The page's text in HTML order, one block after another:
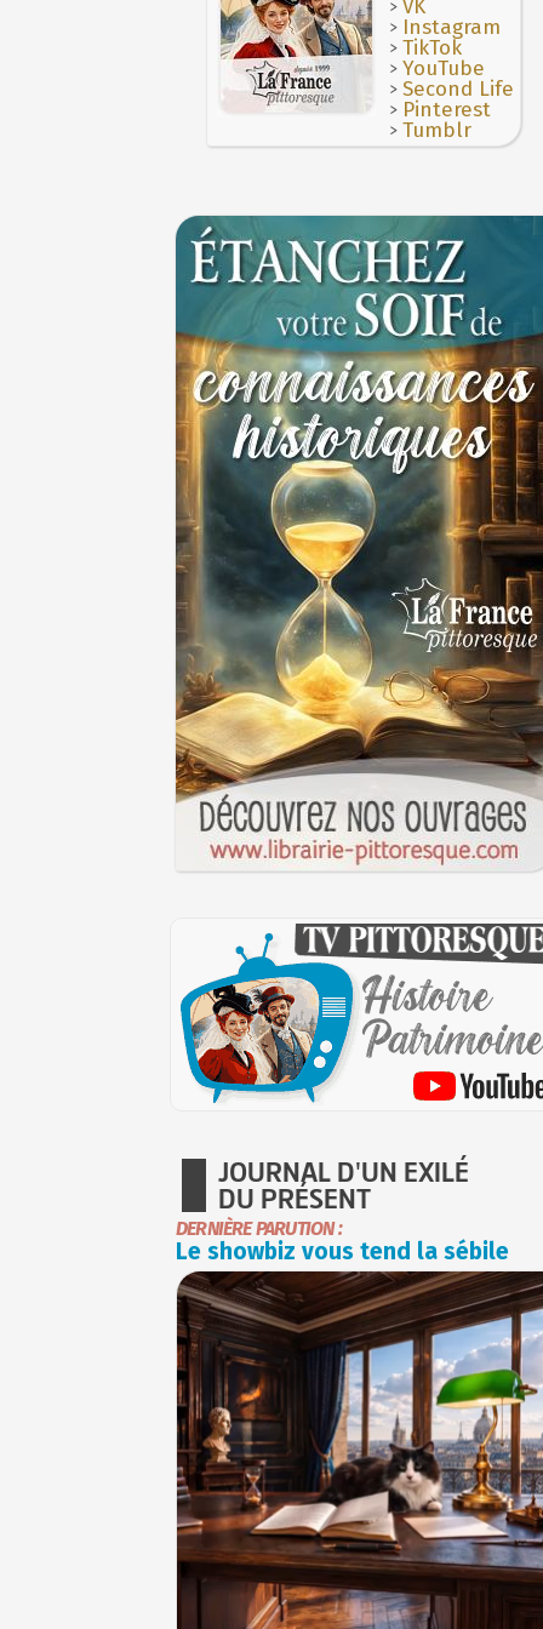
JOURNAL D'UN EXILÉ
DU PRÉSENT
DERNIÈRE PARUTION :
Le showbiz vous tend la sébile
3 juillet 987 : Hugues Capet est couronné
des Francs à Noyon 3 JUILLET
>VK
> Instagram
>TikTok
>YouTube
>Second Life
> Pinterest
>Tumblr